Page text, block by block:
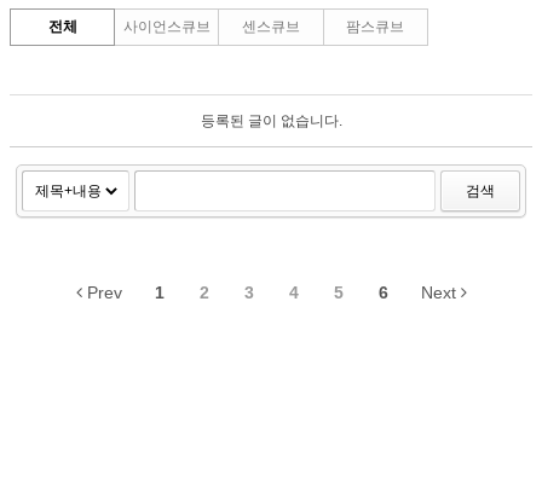
전체 사이언스큐브 센스큐브 팜스큐브
등록된 글이 없습니다.
검색
Prev 1 2 3 4 5 6 Next